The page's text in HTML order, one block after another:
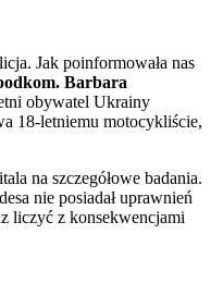
Jak poinformowała nas
Barbara
obywatel Ukrainy
18-letniemu motocykliście,
na szczegółowe badania.
nie posiadał uprawnień
liczyć z konsekwencjami